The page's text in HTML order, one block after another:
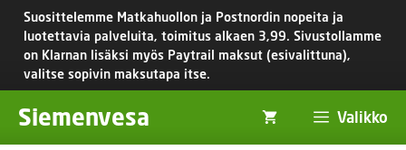
Siirry
sisältöön
Suosittelemme Matkahuollon ja Postnordin nopeita ja
luotettavia palveluita, toimitus alkaen 3,99. Sivustollamme
on Klarnan lisäksi myös Paytrail maksut (esivalittuna),
valitse sopivin maksutapa itse.
Siemenvesa Valikko